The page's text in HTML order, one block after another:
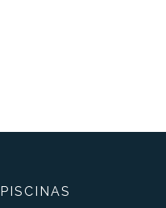
PISCINAS